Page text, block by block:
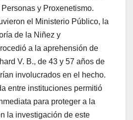
y Proxenetismo.
el Ministerio Público, la
de la Niñez y
a la aprehensión de
V. B., de 43 y 57 años de
involucrados en el hecho.
entre instituciones permitió
para proteger a la
la investigación de este